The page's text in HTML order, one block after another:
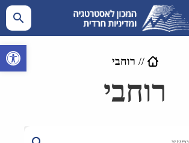
פתח
// רוחבי
רוחבי